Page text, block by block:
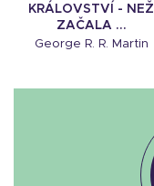
KRÁLOVSTVÍ - NEŽ
ZAČALA ...
George R. R. Martin